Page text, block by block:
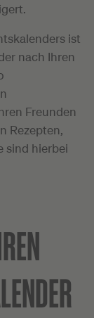
ist
nach Ihren
Freunden
Rezepten,
sind hierbei